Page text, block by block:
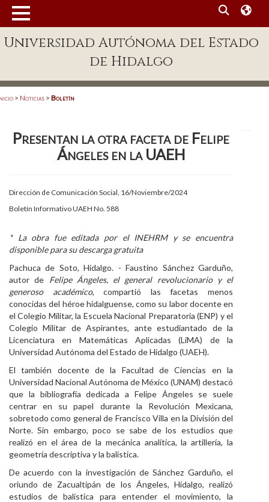
Enlaces
Patronato
Publicaciones en línea
Acreditación Internacional
Alumnado
Personal
Alumni
Visitantes
Universidad Autónoma del Estado
de Hidalgo
> Noticias > Boletín
Presentan la otra faceta de Felipe
Ángeles en la UAEH
Dirección de Comunicación Social, 16/Noviembre/2024
Boletín Informativo UAEH No. 588
* La obra fue editada por el INEHRM y se encuentra
disponible para su descarga gratuita
Pachuca de Soto, Hidalgo. - Faustino Sánchez Garduño,
autor de Felipe Ángeles, el general revolucionario y el
generoso académico, compartió las facetas menos
conocidas del héroe hidalguense, como su labor docente en
el Colegio Militar, la Escuela Nacional Preparatoria (ENP) y el
Colegio Militar de Aspirantes, ante estudiantado de la
Licenciatura en Matemáticas Aplicadas (LiMA) de la
Universidad Autónoma del Estado de Hidalgo (UAEH).
El también docente de la Facultad de Ciencias en la
Universidad Nacional Autónoma de México (UNAM) destacó
que la bibliografía dedicada a Felipe Ángeles se suele
centrar en su papel durante la Revolución Mexicana,
sobretodo como general de Francisco Villa en la División del
Norte. Sin embargo, poco se sabe de los estudios que
realizó en el área de la mecánica analítica, la artillería, la
geometría descriptiva y la balística.
De acuerdo con la investigación de Sánchez Garduño, el
oriundo de Zacualtipán de los Ángeles, Hidalgo, realizó
estudios de balística para entender el movimiento, la